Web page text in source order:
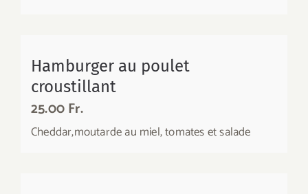
Hamburger au poulet
croustillant
25.00 Fr.
Cheddar,moutarde au miel, tomates et salade